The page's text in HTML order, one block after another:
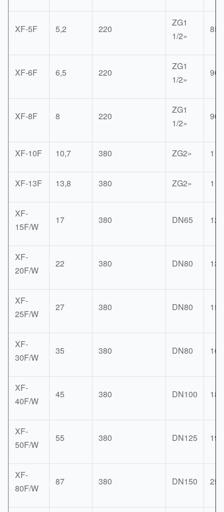
XF-5F 5,2 220
ZG1
1/2»
XF-6F 6,5 220
ZG1
1/2»
XF-8F 8 220
ZG1
1/2»
XF-10F 10,7 380 ZG2»
XF-13F 13,8 380 ZG2»
XF-
15F/W
17 380 DN65
XF-
20F/W
22 380 DN80
XF-
25F/W
27 380 DN80
XF-
30F/W
35 380 DN80
XF-
40F/W
45 380 DN100
XF-
50F/W
55 380 DN125
XF-
80F/W
87 380 DN150